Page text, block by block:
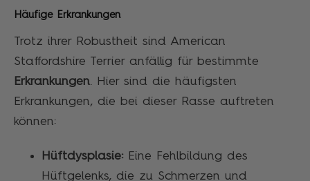
Häufige Erkrankungen
Trotz ihrer Robustheit sind American
Staffordshire Terrier anfällig für bestimmte
Erkrankungen. Hier sind die häufigsten
Erkrankungen, die bei dieser Rasse auftreten
können:
Hüftdysplasie: Eine Fehlbildung des
Hüftgelenks, die zu Schmerzen und